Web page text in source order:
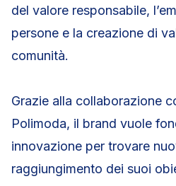
del valore responsabile,
persone e la creazione di
comunità.
Grazie alla collaborazione
Polimoda, il brand vuole
innovazione per trovare
raggiungimento dei suoi